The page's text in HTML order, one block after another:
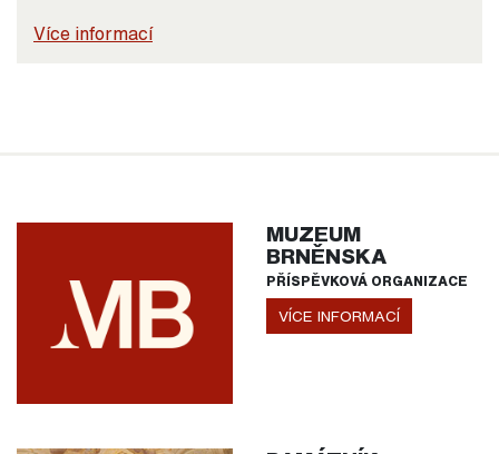
Více informací
MUZEUM
BRNĚNSKA
PŘÍSPĚVKOVÁ ORGANIZACE
VÍCE INFORMACÍ